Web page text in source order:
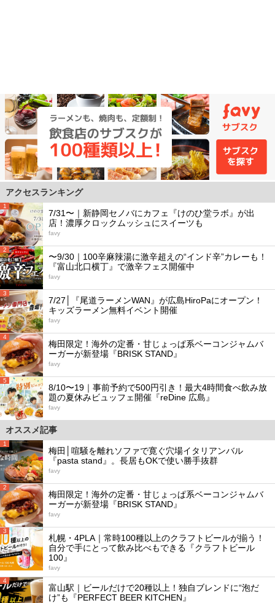
アクセスランキング
1
7/31〜｜新静岡セノバにカフェ『けのひ堂ラボ』が出
店！濃厚クロックムッシュにスイーツも
favy
2
〜9/30｜100辛麻辣湯に激辛超えの“インド辛”カレーも！
『富山北口横丁』で激辛フェス開催中
favy
3
7/27│『尾道ラーメンWAN』が広島HiroPaにオープン！
キッズラーメン無料イベント開催
favy
4
梅田限定！海外の定番・甘じょっぱ系ベーコンジャムバ
ーガーが新登場『BRISK STAND』
favy
5
8/10〜19｜事前予約で500円引き！最大4時間食べ飲み放
題の夏休みビュッフェ開催『reDine 広島』
favy
オススメ記事
1
梅田│喧騒を離れソファで寛ぐ穴場イタリアンバル
『pasta stand』。長居もOKで使い勝手抜群
favy
2
梅田限定！海外の定番・甘じょっぱ系ベーコンジャムバ
ーガーが新登場『BRISK STAND』
favy
3
札幌・4PLA｜常時100種以上のクラフトビールが揃う！
自分で手にとって飲み比べもできる『クラフトビール
100』
favy
4
富山駅｜ビールだけで20種以上！独自ブレンドに“泡だ
け”も『PERFECT BEER KITCHEN』